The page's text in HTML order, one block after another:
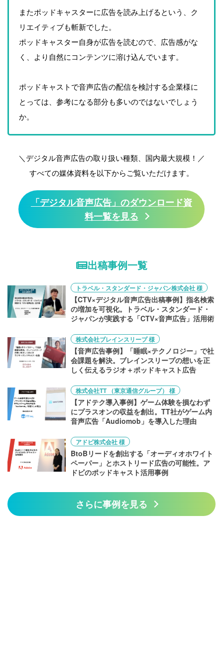
またポッドキャスターに広告を読み上げるという、ク
リエイティブも斬新でした。
ポッドキャスター自身が広告を読むので、広告感がな
く、より自然にコンテンツに溶け込んでいます。
ポッドキャストで音声広告の配信を検討する企業様に
とっては、参考になる部分も多いのではないでしょう
か。
＼デジタル音声広告の取り扱い種類、国内最大規模！／
すべての媒体資料を以下からご覧いただけます。
「デジタル音声広告」のダウンロード資
料一覧を見る
出稿事例一覧
トラベル・スタンダード・ジャパン株式会社 様
【CTV×デジタル音声広告出稿事例】指名検索
の増加を可視化。トラベル・スタンダード・
ジャパンが実践する「CTV×音声広告」活用術
株式会社ブレインスリープ 様
【音声広告事例】「睡眠×テクノロジー」で社
会課題を解決。ブレインスリープの想いを正
しく伝えるラジオ＋ポッドキャスト広告
株式会社TT （東京通信グループ） 様
【アドテク導入事例】ゲーム体験を損なわず
にプラスオンの収益を創出。TT社がゲーム内
音声広告「Audiomob」を導入した理由
アドビ株式会社 様
BtoBリードを創出する「オーディオホワイト
ペーパー」とホストリード広告の可能性。ア
ドビのポッドキャスト活用事例
さらに事例を見る